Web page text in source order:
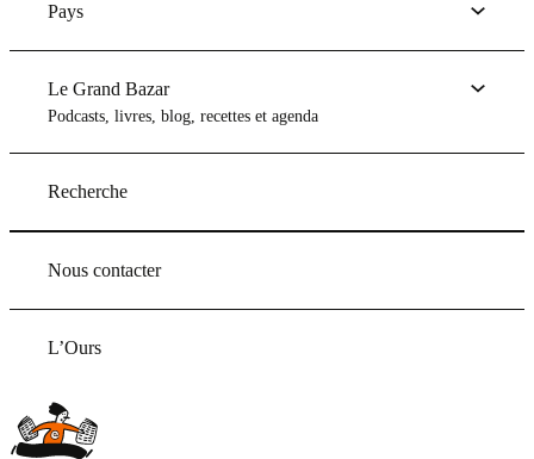
Pays
Le Grand Bazar
Podcasts, livres, blog, recettes et agenda
Recherche
Nous contacter
L’Ours